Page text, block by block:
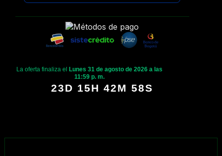
La oferta finaliza el
Lunes 31 de agosto de 2026 a las
11:59 p. m.
23D 15H 42M 57S